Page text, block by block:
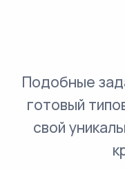
Подобные
готовый
свой